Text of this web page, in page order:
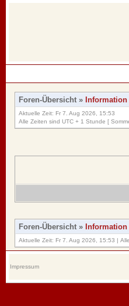
Foren-Übersicht » Information
Aktuelle Zeit: Fr 7. Aug 2026, 15:53
Alle Zeiten sind UTC + 1 Stunde [
Foren-Übersicht » Information
Aktuelle Zeit: Fr 7. Aug 2026, 15:53 |
Impressum